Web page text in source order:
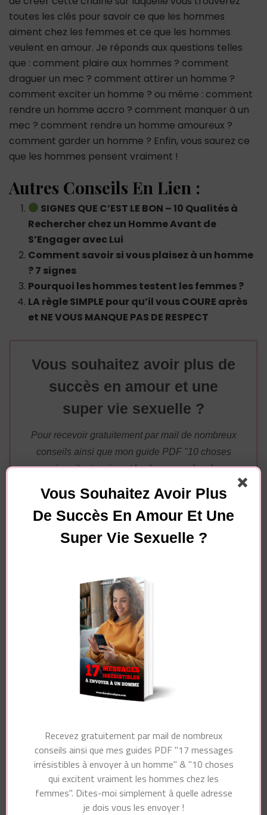
toutes les clés pour savoir ce que les hommes
aiment chez les femmes et ce que les hommes
veulent en amour. Je réponds aux questions telles
que : comment plaire aux hommes ? comment
draguer un mec ? comment attirer un homme ?
comment exciter un homme ? ou même : comment
rendre un homme accro ? comment manquer à un
mec ? comment rendre un homme amoureux ?
comment garder un homme ? Enfin, vous saurez ce
que les hommes pensent vraiment !
Autres Conseils En Lien :
SIGNES QUE C’EST LE BON – 10 Qualités à
Rechercher chez un Homme Avant de
S’Engager avec Lui
Comment savoir si vous plaisez à un homme
? 7 signes
Pourquoi les hommes testent les femmes ?
LA règle SIMPLE pour qu’il vous COURE après
et NE VOUS MANQUE PAS DE RESPECT
Vous souhaitez avoir plus de
succès en amour et une
super vie sexuelle ?
Pour recevoir gratuitement par mail de nombreux
conseils ainsi que mon guide PDF "10 choses
qui excitent vraiment les hommes chez les
je dois vous les envoyer !
Essayez. Vous pouvez vous désinscrire à tout moment.
Navigation
T’AIME PAS
vous les entendez !
Vous pourriez également aimer...
Vous Souhaitez Avoir Plus
De Succès En Amour Et Une
Super Vie Sexuelle ?
Recevez gratuitement par mail de nombreux
conseils ainsi que mes guides PDF "17 messages
irrésistibles à envoyer à un homme" & "10 choses
qui excitent vraiment les hommes chez les
femmes". Dites-moi simplement à quelle adresse
je dois vous les envoyer !